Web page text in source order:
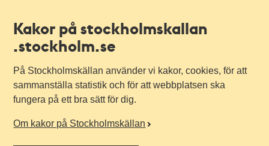
Kakor på stockholmskallan
.stockholm.se
På Stockholmskällan använder vi kakor, cookies, för att
sammanställa statistik och för att webbplatsen ska
fungera på ett bra sätt för dig.
Om kakor på Stockholmskällan